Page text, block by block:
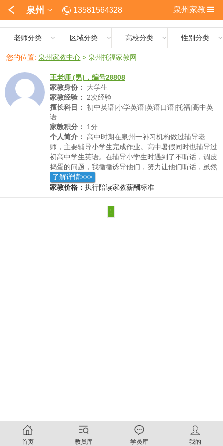
泉州 13581564328 泉州家教
老师分类 区域分类 高校分类 性别分类
您的位置: 泉州家教中心 > 泉州托福家教网
王老师 (男)，编号28808
家教身份：
大学生
家教经验：
2次经验
擅长科目： 初中英语|小学英语|英语口语|托福|高中英
语
家教积分：
1分
个人简介： 高中时期在泉州一补习机构做过辅导老
师，主要辅导小学生完成作业。高中暑假同时也辅导过
初高中学生英语。在辅导小学生时遇到了不听话，调皮
捣蛋的问题，我循循诱导他们，努力让他们听话，虽然
过程坎坷，但最后都能让他们静下心来学习
了解详情>>>
家教价格： 执行陪读家教薪酬标准
1
首页 教员库 学员库 我的